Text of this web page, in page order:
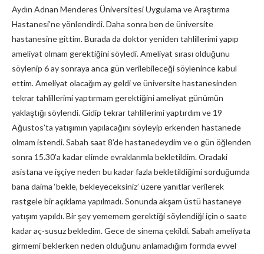
Aydın Adnan Menderes Üniversitesi Uygulama ve Araştırma
Hastanesi’ne yönlendirdi. Daha sonra ben de üniversite
hastanesine gittim. Burada da doktor yeniden tahlillerimi yapıp
ameliyat olmam gerektiğini söyledi. Ameliyat sırası olduğunu
söylenip 6 ay sonraya anca gün verilebileceği söylenince kabul
ettim. Ameliyat olacağım ay geldi ve üniversite hastanesinden
tekrar tahlillerimi yaptırmam gerektiğini ameliyat günümün
yaklaştığı söylendi. Gidip tekrar tahlillerimi yaptırdım ve 19
Ağustos’ta yatışımın yapılacağını söyleyip erkenden hastanede
olmam istendi. Sabah saat 8’de hastanedeydim ve o gün öğlenden
sonra 15.30’a kadar elimde evraklarımla bekletildim. Oradaki
asistana ve işçiye neden bu kadar fazla bekletildiğimi sorduğumda
bana daima ‘bekle, bekleyeceksiniz’ üzere yanıtlar verilerek
rastgele bir açıklama yapılmadı. Sonunda akşam üstü hastaneye
yatışım yapıldı. Bir şey yememem gerektiği söylendiği için o saate
kadar aç-susuz bekledim. Gece de sinema çekildi. Sabah ameliyata
girmemi beklerken neden olduğunu anlamadığım formda evvel